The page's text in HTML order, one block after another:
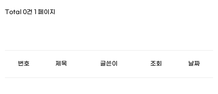
Total 0건 1 페이지
번호 제목 글쓴이 조회 날짜